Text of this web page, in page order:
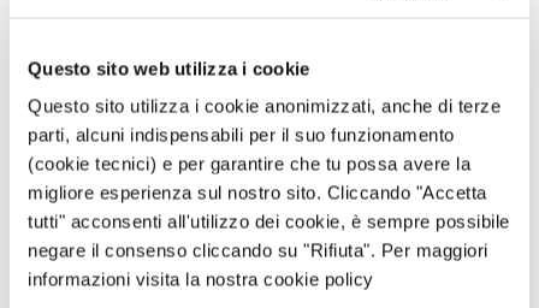
Questo sito web utilizza i cookie
Questo sito utilizza i cookie anonimizzati, anche di terze
parti, alcuni indispensabili per il suo funzionamento
(cookie tecnici) e per garantire che tu possa avere la
migliore esperienza sul nostro sito. Cliccando "Accetta
tutti" acconsenti all'utilizzo dei cookie, è sempre possibile
negare il consenso cliccando su "Rifiuta". Per maggiori
informazioni visita la nostra cookie policy
proviene dal sole (energia solare) in…
Continua
Focus Energia